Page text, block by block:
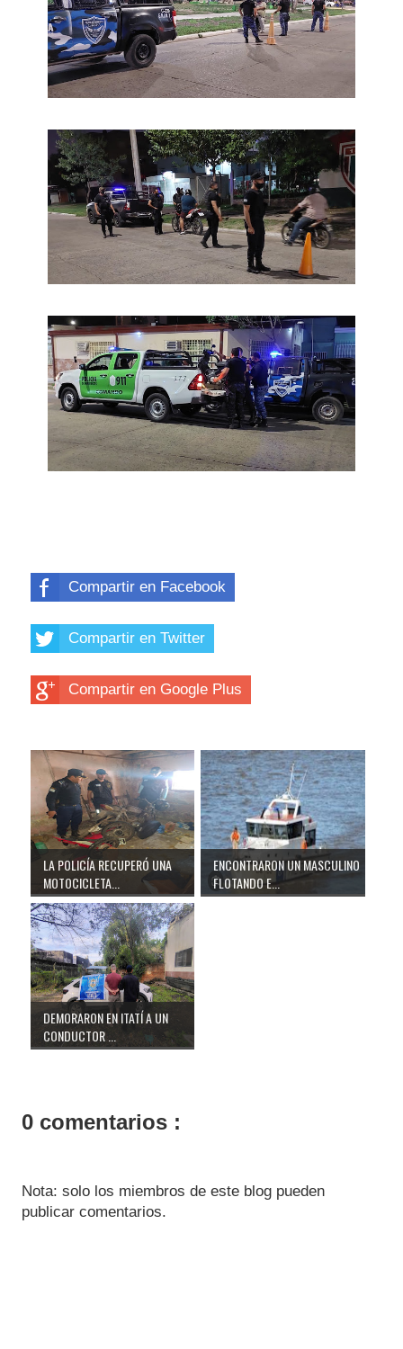
Compartir en Facebook
Compartir en Twitter
Compartir en Google Plus
LA POLICÍA RECUPERÓ UNA
MOTOCICLETA...
ENCONTRARON UN MASCULINO
FLOTANDO E...
DEMORARON EN ITATÍ A UN
CONDUCTOR ...
0 comentarios :
Nota: solo los miembros de este blog pueden
publicar comentarios.